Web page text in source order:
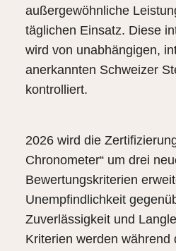
außergewöhnliche
täglichen Einsatz. Diese
wird von unabhängigen,
anerkannten Schweizer
kontrolliert.
2026 wird die
Chronometer“ um drei
Bewertungskriterien
Unempfindlichkeit
Zuverlässigkeit und
Kriterien werden während